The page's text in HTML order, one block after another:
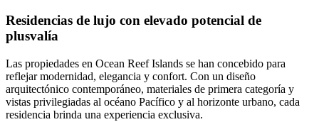
Residencias de lujo con elevado potencial de
plusvalía
Las propiedades en Ocean Reef Islands se han concebido para
reflejar modernidad, elegancia y confort. Con un diseño
arquitectónico contemporáneo, materiales de primera categoría y
vistas privilegiadas al océano Pacífico y al horizonte urbano, cada
residencia brinda una experiencia exclusiva.